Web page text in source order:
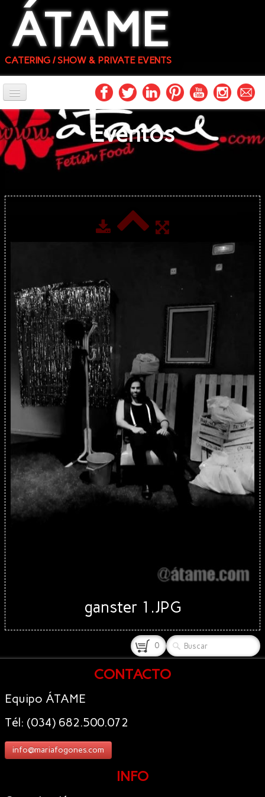
ÁTAME
CATERING / SHOW & PRIVATE EVENTS
INICIO
FOTOS
FÓRMULAS
Eventos
ganster 1.JPG
0
CONTACTO
Equipo ÁTAME
Tél: (034) 682.500.072
info@mariafogones.com
INFO